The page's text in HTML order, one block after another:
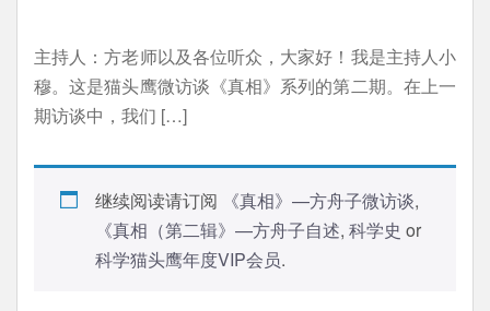
主持人：方老师以及各位听众，大家好！我是主持人小
穆。这是猫头鹰微访谈《真相》系列的第二期。在上一
期访谈中，我们 […]
继续阅读请订阅 《真相》—方舟子微访谈,
《真相（第二辑》—方舟子自述, 科学史 or
科学猫头鹰年度VIP会员.